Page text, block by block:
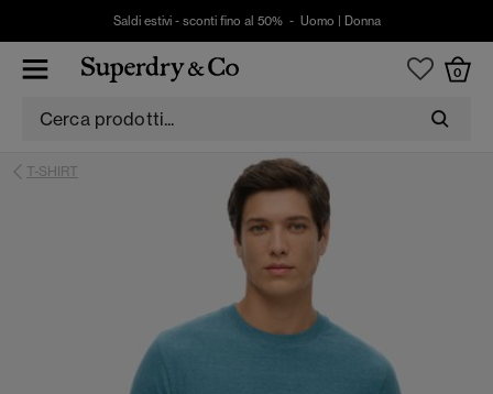
Saldi estivi - sconti fino al 50% - Uomo Donna
0
T-SHIRT